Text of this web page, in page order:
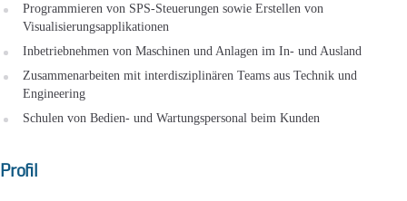
Programmieren von SPS-Steuerungen sowie Erstellen von
Visualisierungsapplikationen
Inbetriebnehmen von Maschinen und Anlagen im In- und Ausland
Zusammenarbeiten mit interdisziplinären Teams aus Technik und
Engineering
Schulen von Bedien- und Wartungspersonal beim Kunden
Profil